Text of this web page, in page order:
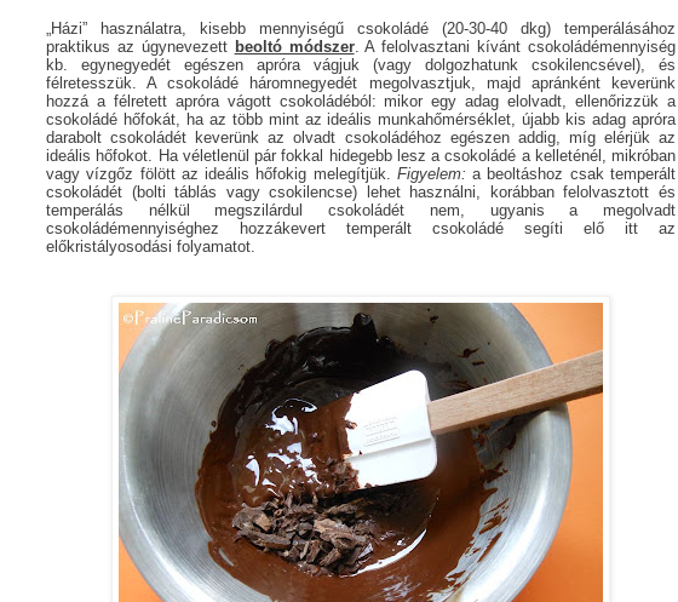
„Házi” használatra, kisebb mennyiségű csokoládé (20-30-40 dkg) temperálásához
praktikus az úgynevezett beoltó módszer. A felolvasztani kívánt csokoládémennyiség
kb. egynegyedét egészen apróra vágjuk (vagy dolgozhatunk csokilencsével), és
félretesszük. A csokoládé háromnegyedét megolvasztjuk, majd apránként keverünk
hozzá a félretett apróra vágott csokoládéból: mikor egy adag elolvadt, ellenőrizzük a
csokoládé hőfokát, ha az több mint az ideális munkahőmérséklet, újabb kis adag apróra
darabolt csokoládét keverünk az olvadt csokoládéhoz egészen addig, míg elérjük az
ideális hőfokot. Ha véletlenül pár fokkal hidegebb lesz a csokoládé a kelleténél, mikróban
vagy vízgőz fölött az ideális hőfokig melegítjük. Figyelem: a beoltáshoz csak temperált
csokoládét (bolti táblás vagy csokilencse) lehet használni, korábban felolvasztott és
temperálás nélkül megszilárdul csokoládét nem, ugyanis a megolvadt
csokoládémennyiséghez hozzákevert temperált csokoládé segíti elő itt az
előkristályosodási folyamatot.